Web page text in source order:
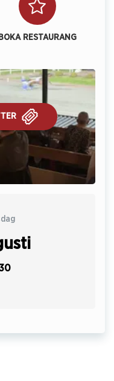
BOKA RESTAURANG